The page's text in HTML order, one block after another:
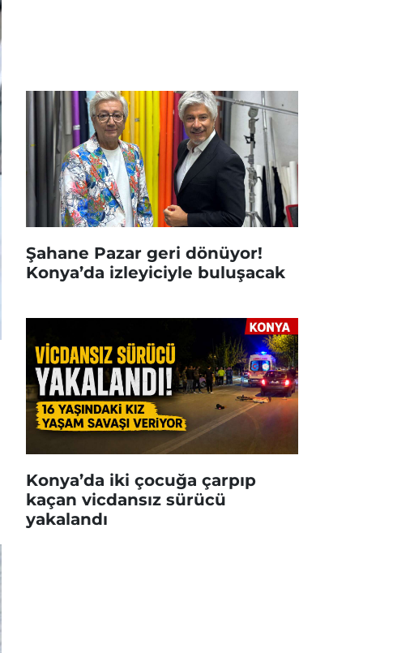
Şahane Pazar geri dönüyor!
Konya’da izleyiciyle buluşacak
Konya’da iki çocuğa çarpıp
kaçan vicdansız sürücü
yakalandı